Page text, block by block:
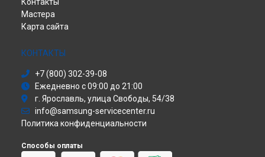
Ремонт кондиционера Samsung в
Ремонт кондиционера Samsung в
Саундбар
Сабвуфер
Холодильник
Моноблок
Атс
Смарт-часы
Варочная панель
Посудомоечная машина
Морозильная камера
Кондиционер
Мастера
Карта сайта
КОНТАКТЫ
+7 (800) 302-39-08
Ежедневно с 09:00 до 21:00
г. Ярославль, улица Свободы, 54/38
info@samsung-servicecenter.ru
Политика конфиденциальности
Способы оплаты